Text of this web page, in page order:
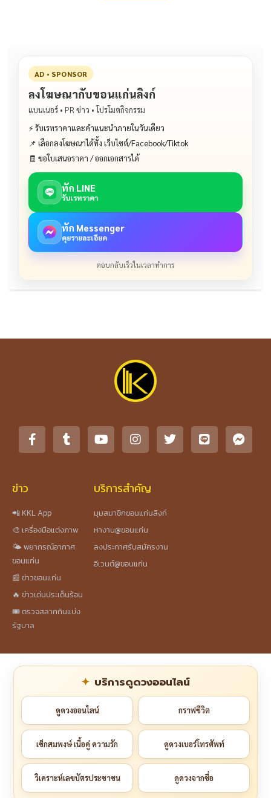
AD • SPONSOR
ลงโฆษณากับขอนแก่นลิงก์
แบนเนอร์ • PR ข่าว • โปรโมตกิจกรรม
⚡ รับเรทราคาและคำแนะนำภายในวันเดียว
📌 เลือกลงโฆษณาได้ทั้ง เว็บไซต์/Facebook/Tiktok
🧾 ขอใบเสนอราคา / ออกเอกสารได้
ทัก LINE
รับเรทราคา
ทัก Messenger
คุยรายละเอียด
ตอบกลับเร็วในเวลาทำการ
ข่าว
📲 KKL App
🎨 เครื่องมือแต่งภาพ
🌤️ พยากรณ์อากาศ
ขอนแก่น
📰 ข่าวขอนแก่น
🔥 ข่าวเด่นประเด็นร้อน
🎟️ ตรวจสลากกินแบ่ง
รัฐบาล
บริการสำคัญ
มุมสมาชิกขอนแก่นลิงก์
หางาน@ขอนแก่น
ลงประกาศรับสมัครงาน
อีเวนต์@ขอนแก่น
บริการดูดวงออนไลน์
ดูดวงออนไลน์ กราฟชีวิต
เช็กสมพงษ์ เนื้อคู่ ความรัก ดูดวงเบอร์โทรศัพท์
วิเคราะห์เลขบัตรประชาชน ดูดวงจากชื่อ